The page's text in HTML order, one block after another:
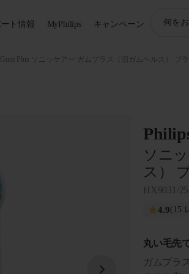
ト情報 MyPhilips キャンペーン
索
Gum Plus ソニッケアー ガムプラス（旧ガムヘルス） ブ
ソニ
ス）
HX9031/25
4.9(15
丸い毛先
ガムプラ